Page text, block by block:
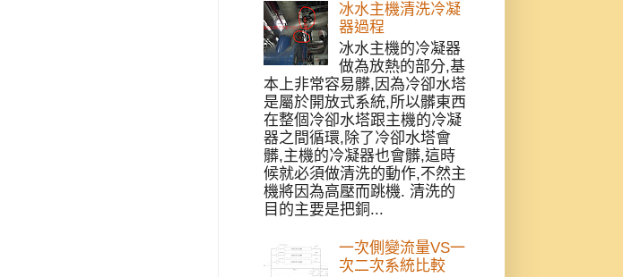
冰水主機清洗冷凝
器過程
冰水主機的冷凝器
做為放熱的部分,基
本上非常容易髒,因為冷卻水塔
是屬於開放式系統,所以髒東西
在整個冷卻水塔跟主機的冷凝
器之間循環,除了冷卻水塔會
髒,主機的冷凝器也會髒,這時
候就必須做清洗的動作,不然主
機將因為高壓而跳機. 清洗的
目的主要是把銅...
一次側變流量VS一
次二次系統比較